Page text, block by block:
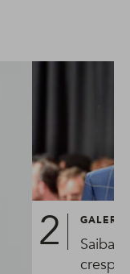
GALERIA
Saiba
crespo